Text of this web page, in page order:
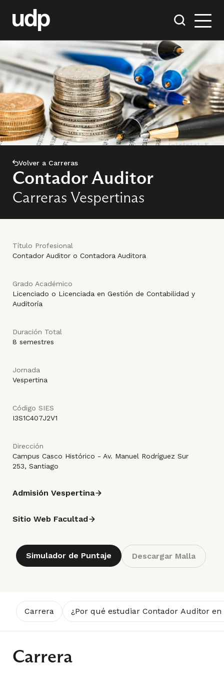
Volver a Carreras
Contador Auditor
Carreras Vespertinas
Título Profesional
Contador Auditor o Contadora Auditora
Grado Académico
Licenciado o Licenciada en Gestión de Contabilidad y
Auditoría
Duración Total
8 semestres
Jornada
Vespertina
Código SIES
I3S1C407J2V1
Dirección
Campus Casco Histórico - Av. Manuel Rodríguez Sur
253, Santiago
Admisión Vespertina
Sitio Web Facultad
Simulador de Puntaje Descargar Malla
Carrera ¿Por qué estudiar Contador Auditor en
Carrera